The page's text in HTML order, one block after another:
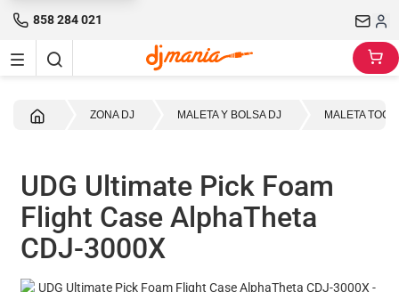
858 284 021
ZONA DJ MALETA Y BOLSA DJ MALETA
UDG Ultimate Pick Foam
Flight Case AlphaTheta
CDJ-3000X